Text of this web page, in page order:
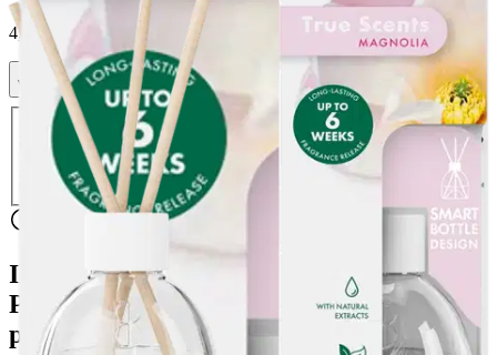
4,49 €
Verkkokaupan hinta
Valitse toimitustapa
Nouto myymälästä
Ilmainen
Siirry valitsemaan myymälä
Toimitus
Ei saatavilla
Ilmainen toimitus yli 100 €:n tilauksille
Postin pakettiautomaattiin tai
palvelupisteeseen!